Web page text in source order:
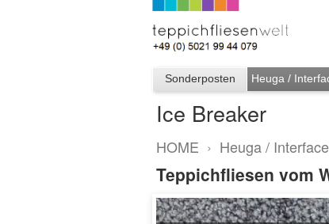
Sonderposten Heuga /
Ice Breaker
HOME › Heuga / Interface
Teppichfliesen vom